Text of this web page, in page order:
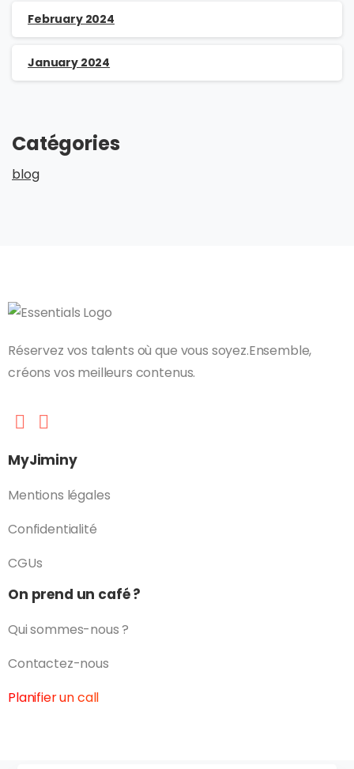
February 2024
January 2024
Catégories
blog
Réservez vos talents où que vous soyez.Ensemble,
créons vos meilleurs contenus.
MyJiminy
Mentions légales
Confidentialité
CGUs
On prend un café ?
Qui sommes-nous ?
Contactez-nous
Planifier un call